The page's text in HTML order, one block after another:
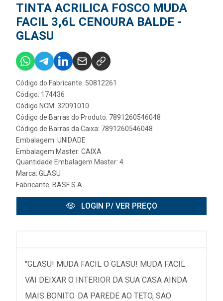
TINTA ACRILICA FOSCO MUDA
FACIL 3,6L CENOURA BALDE -
GLASU
Código do Fabricante: 50812261
Código: 174436
Código NCM: 32091010
Código de Barras do Produto: 7891260546048
Código de Barras da Caixa: 7891260546048
Embalagem: UNIDADE
Embalagem Master: CAIXA
Quantidade Embalagem Master: 4
Marca: GLASU
Fabricante: BASF S.A.
LOGIN P/ VER PREÇO
"GLASU! MUDA FACIL O GLASU! MUDA FACIL
VAI DEIXAR O INTERIOR DA SUA CASA AINDA
MAIS BONITO. DA PAREDE AO TETO, SAO